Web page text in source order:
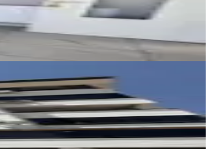
Ara
YENİ ROTA İNŞAAT EMLAKTaner B
Ara